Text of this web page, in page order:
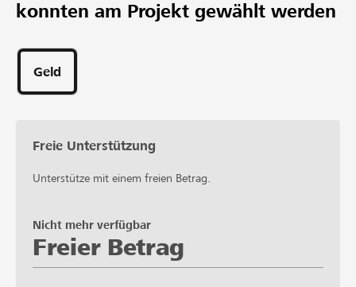
konnten am Projekt gewählt werden
Geld
Freie Unterstützung
Unterstütze mit einem freien Betrag.
Freier Betrag
Nicht mehr verfügbar